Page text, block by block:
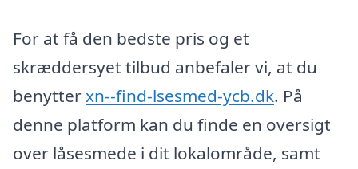
For at få den bedste pris og et
skræddersyet tilbud anbefaler vi, at du
benytterxn--find-lsesmed-ycb.dk. På
denne platform kan du finde en oversigt
over låsesmede i dit lokalområde, samt